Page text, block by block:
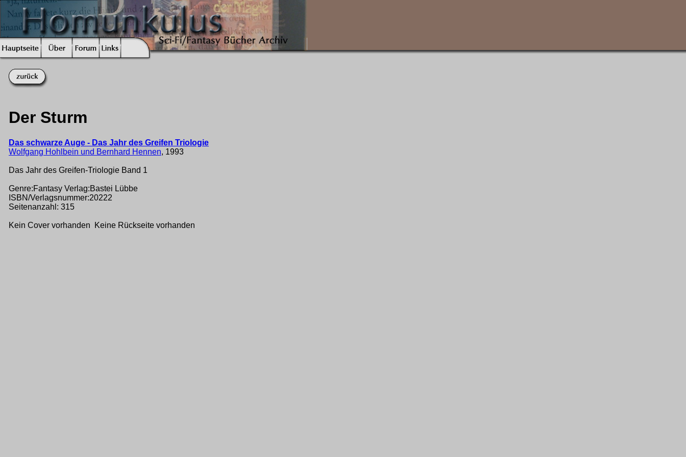
Der Sturm
Das schwarze Auge - Das Jahr des Greifen Triologie
Wolfgang Hohlbein und Bernhard Hennen, 1993
Das Jahr des Greifen-Triologie Band 1
Genre:Fantasy Verlag:Bastei Lübbe
ISBN/Verlagsnummer:20222
Seitenanzahl: 315
Kein Cover vorhanden Keine Rückseite vorhanden